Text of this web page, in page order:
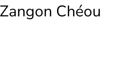
Zangon Chéou